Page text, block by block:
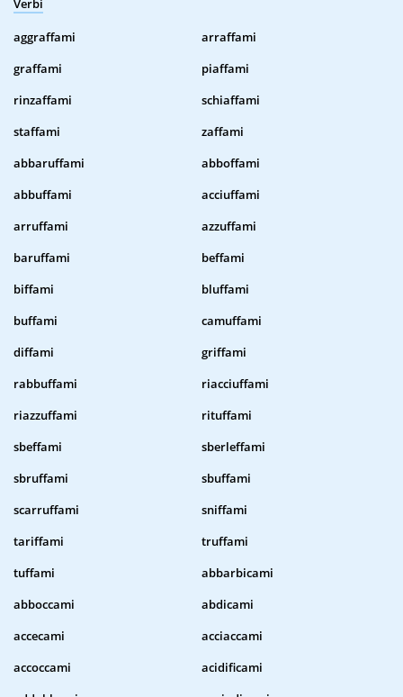
Verbi
aggraffami
arraffami
graffami
piaffami
rinzaffami
schiaffami
staffami
zaffami
abbaruffami
abboffami
abbuffami
acciuffami
arruffami
azzuffami
baruffami
beffami
biffami
bluffami
buffami
camuffami
diffami
griffami
rabbuffami
riacciuffami
riazzuffami
rituffami
sbeffami
sberleffami
sbruffami
sbuffami
scarruffami
sniffami
tariffami
truffami
tuffami
abbarbicami
abboccami
abdicami
accecami
acciaccami
accoccami
acidificami